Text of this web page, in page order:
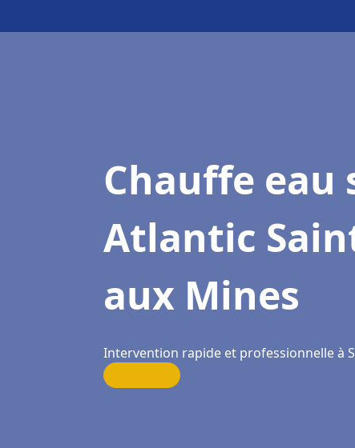
Chauffe eau
Atlantic
aux Mines
Intervention rapide et professionnelle à